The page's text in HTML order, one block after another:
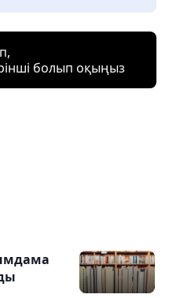
болып оқыңыз